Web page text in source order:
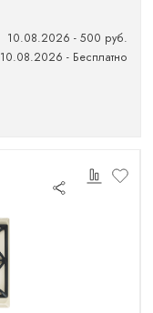
10.08.2026 - 500 руб.
10.08.2026 - Бесплатно